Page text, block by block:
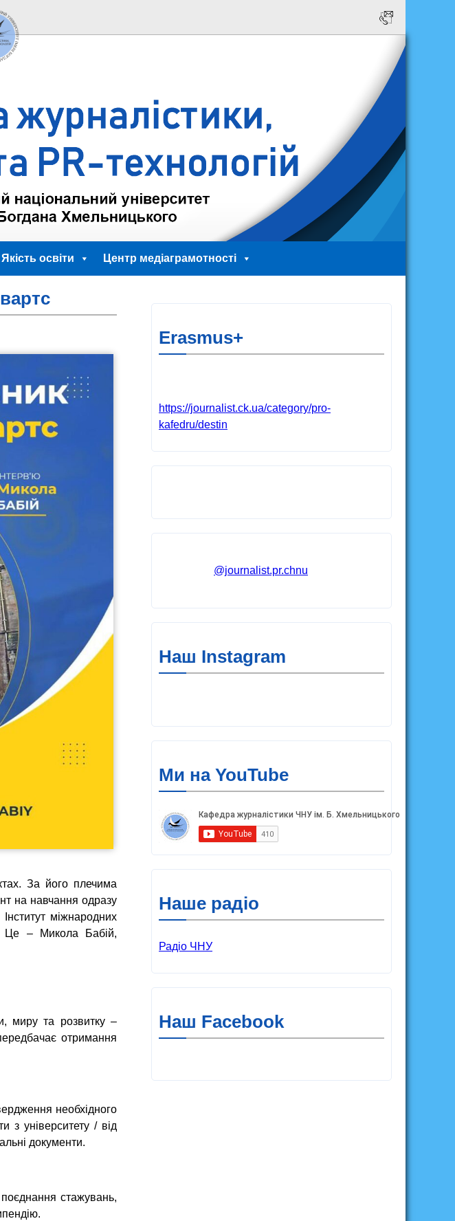
Якість освіти Центр медіаграмотності
За його плечима
на навчання одразу
міжнародних
Це – Микола Бабій,
миру та розвитку –
отримання
необхідного
з університету / від
документи.
поєднання стажувань,
Erasmus+
https://journalist.ck.ua/category/pro-
kafedru/destin
@journalist.pr.chnu
Наш Instagram
Ми на YouTube
Наше радіо
Радіо ЧНУ
Наш Facebook